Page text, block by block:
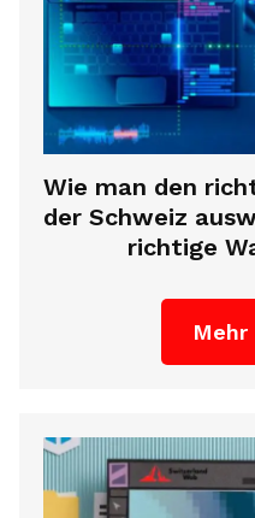
Wie man den
der Schweiz
richtige
Mehr